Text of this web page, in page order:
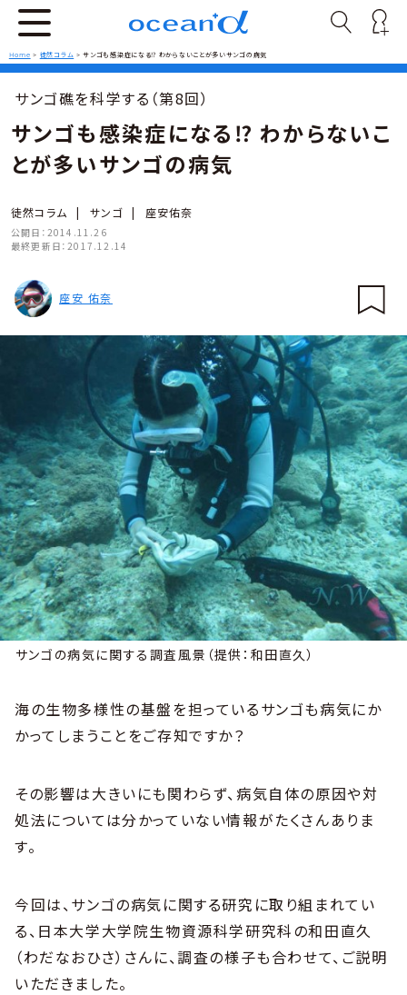
Home > 徒然コラム >サンゴも感染症になる⁉ わからないことが多いサンゴの病気
サンゴ礁を科学する（第8回）
サンゴも感染症になる⁉ わからないこ
とが多いサンゴの病気
徒然コラム | サンゴ | 座安佑奈
公開日： 2014.11.26
最終更新日： 2017.12.14
座安 佑奈
サンゴの病気に関する調査風景（提供：和田直久）
海の生物多様性の基盤を担っているサンゴも病気にか
かってしまうことをご存知ですか？
その影響は大きいにも関わらず、病気自体の原因や対
処法については分かっていない情報がたくさんありま
す。
今回は、サンゴの病気に関する研究に取り組まれてい
る、日本大学大学院生物資源科学研究科の和田直久
（わだなおひさ）さんに、調査の様子も合わせて、ご説明
いただきました。